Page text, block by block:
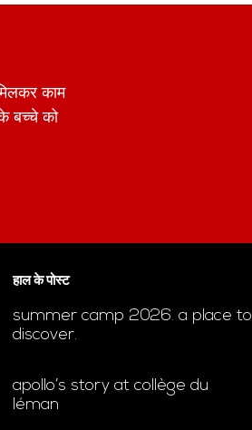
काम
बच्चे को
हाल के पोस्ट
summer camp 2026. a place to
discover.
apollo’s story at collège du
léman